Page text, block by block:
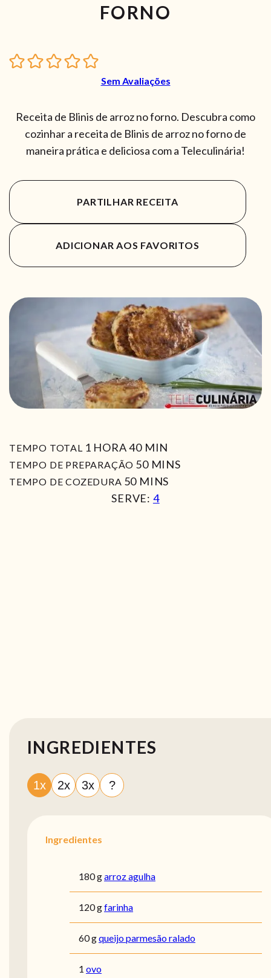
FORNO
Sem Avaliações
Receita de Blinis de arroz no forno. Descubra como
cozinhar a receita de Blinis de arroz no forno de
maneira prática e deliciosa com a Teleculinária!
PARTILHAR RECEITA
ADICIONAR AOS FAVORITOS
TEMPO TOTAL 1 HORA
HORA 40MIN
MIN
TEMPO DE PREPARAÇÃO 50MIN
MINS
TEMPO DE COZEDURA 50MIN
MINS
SERVE: 4
INGREDIENTES
1x 2x 3x ?
Ingredientes
180 garroz agulha
120 gfarinha
60 gqueijo parmesão ralado
1 ovo